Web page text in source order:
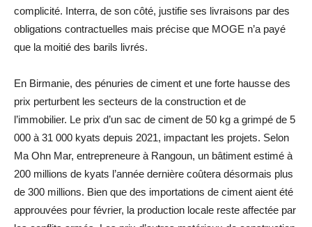
complicité. Interra, de son côté, justifie ses livraisons par des
obligations contractuelles mais précise que MOGE n’a payé
que la moitié des barils livrés.
En Birmanie, des pénuries de ciment et une forte hausse des
prix perturbent les secteurs de la construction et de
l’immobilier. Le prix d’un sac de ciment de 50 kg a grimpé de 5
000 à 31 000 kyats depuis 2021, impactant les projets. Selon
Ma Ohn Mar, entrepreneure à Rangoun, un bâtiment estimé à
200 millions de kyats l’année dernière coûtera désormais plus
de 300 millions. Bien que des importations de ciment aient été
approuvées pour février, la production locale reste affectée par